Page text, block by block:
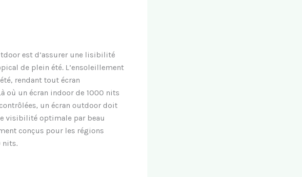
est d’assurer une lisibilité
de plein été. L’ensoleillement
rendant tout écran
un écran indoor de 1000 nits
un écran outdoor doit
visibilité optimale par beau
conçus pour les régions
nits.